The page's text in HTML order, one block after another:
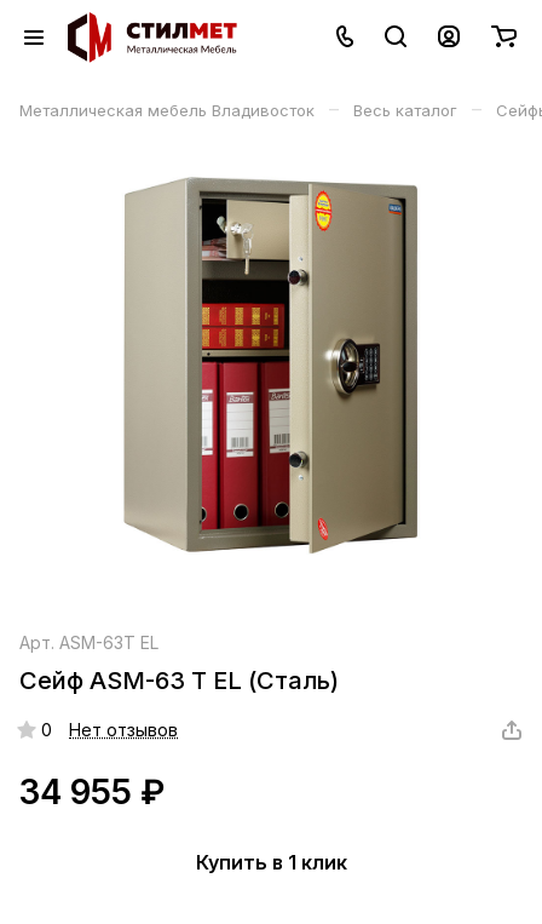
Металлическая мебель Владивосток – Весь каталог –
Арт. ASM-63T EL
Сейф ASM-63 T EL (Сталь)
0 Нет отзывов
34 955 ₽
Купить в 1 клик